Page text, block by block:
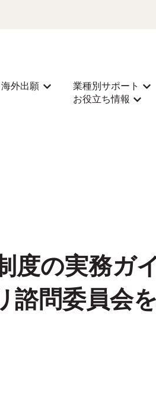
のサブメニューを表示
海外出願
海外出願のサブメニューを
業種別サポート
業
お役立ち情報
お役
度の実務ガ
諮問委員会